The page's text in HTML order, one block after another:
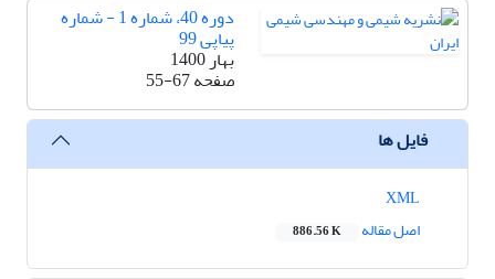
دوره 40، شماره 1 - شماره
پیاپی 99
بهار 1400
صفحه55-67
فایل ها
اصل مقاله
886.56 K